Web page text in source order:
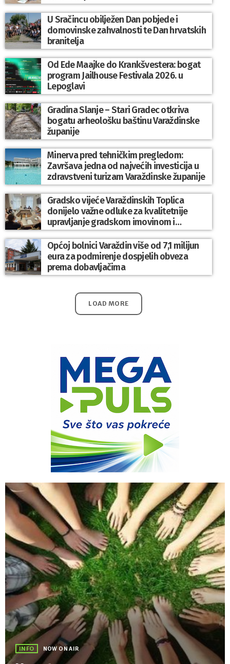
U Sračincu obilježen Dan pobjede i
domovinske zahvalnosti te Dan hrvatskih
branitelja
Od Ede Maajke do Krankšvestera: bogat
program Jailhouse Festivala 2026. u
Lepoglavi
Gradina Slanje – Stari Gradec otkriva
bogatu arheološku baštinu Varaždinske
županije
Minerva pred tehničkim pregledom:
Završava jedna od najvećih investicija u
zdravstveni turizam Varaždinske županije
Gradsko vijeće Varaždinskih Toplica
donijelo važne odluke za kvalitetnije
upravljanje gradskom imovinom i
komunalnim sustavom
Općoj bolnici Varaždin više od 7,1 milijun
eura za podmirenje dospjelih obveza
prema dobavljačima
LOAD MORE
INFO NOW ON AIR